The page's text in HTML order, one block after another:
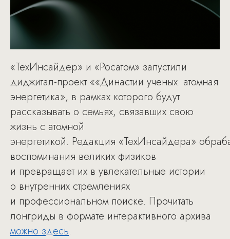
«ТехИнсайдер» и «Росатом» запустили
диджитал-проект ««Династии ученых: атомная
энергетика», в рамках которого будут
рассказывать о семьях, связавших свою
жизнь с атомной
энергетикой. Редакция «ТехИнсайдера»
воспоминания великих физиков
и превращает их в увлекательные истории
о внутренних стремлениях
и профессиональном поиске. Прочитать
лонгриды в формате интерактивного архива
можно здесь.